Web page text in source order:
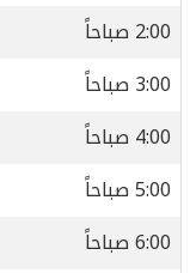
2:00 صباحاً
3:00 صباحاً
4:00 صباحاً
5:00 صباحاً
6:00 صباحاً